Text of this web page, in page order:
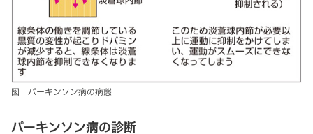
図 パーキンソン病の病態
パーキンソン病の診断